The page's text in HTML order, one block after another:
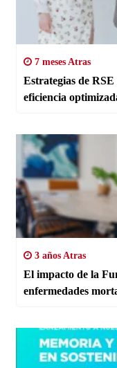
7 meses Atras
Estrategias de
eficiencia
3 años Atras
El impacto de la
enfermedades